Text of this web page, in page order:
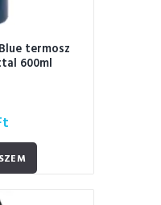
termosz
600ml